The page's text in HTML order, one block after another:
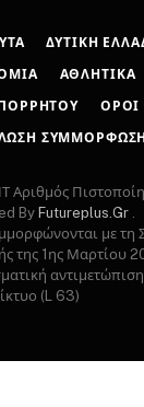
ΔΥΤΙΚΉ
ΑΘΛΗΤΙΚΆ
ΌΡΟΙ
Αριθμός
By Futureplus.Gr
με τη
της 1ης Μαρτίου
(L 63)